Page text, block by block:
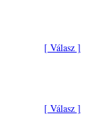
[ Válasz ]
[ Válasz ]